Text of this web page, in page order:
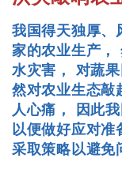
我国得天独厚、
家的农业生产，
水灾害， 对蔬
然对农业生态敲
人心痛， 因此
以便做好应对准
采取策略以避免